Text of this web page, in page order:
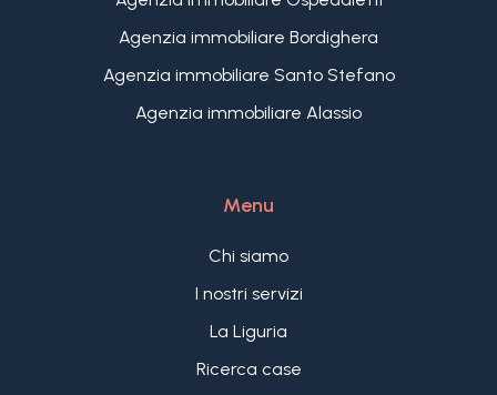
Agenzia immobiliare Bordighera
Agenzia immobiliare Santo Stefano
Agenzia immobiliare Alassio
Menu
Chi siamo
I nostri servizi
La Liguria
Ricerca case